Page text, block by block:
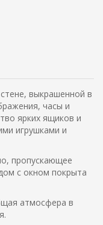
выкрашенной в
часы и
ярких ящиков и
игрушками и
пропускающее
с окном покрыта
атмосфера в